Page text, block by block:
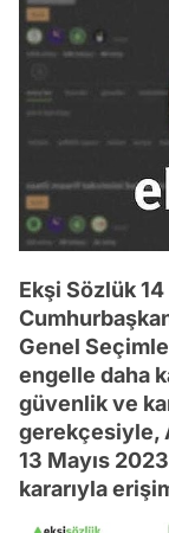
Ekşi Sözlük
Genel
engelle daha
güvenlik ve
gerekçesiyle,
13 Mayıs
kararıyla